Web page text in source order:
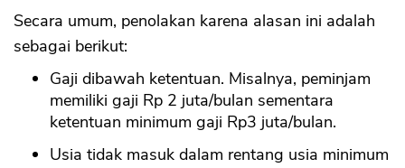
Secara umum, penolakan karena alasan ini adalah
sebagai berikut:
Gaji dibawah ketentuan. Misalnya, peminjam
memiliki gaji Rp 2 juta/bulan sementara
ketentuan minimum gaji Rp3 juta/bulan.
Usia tidak masuk dalam rentang usia minimum